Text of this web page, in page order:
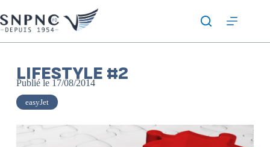
LIFESTYLE #2
Publié le 17/08/2014
easyJet